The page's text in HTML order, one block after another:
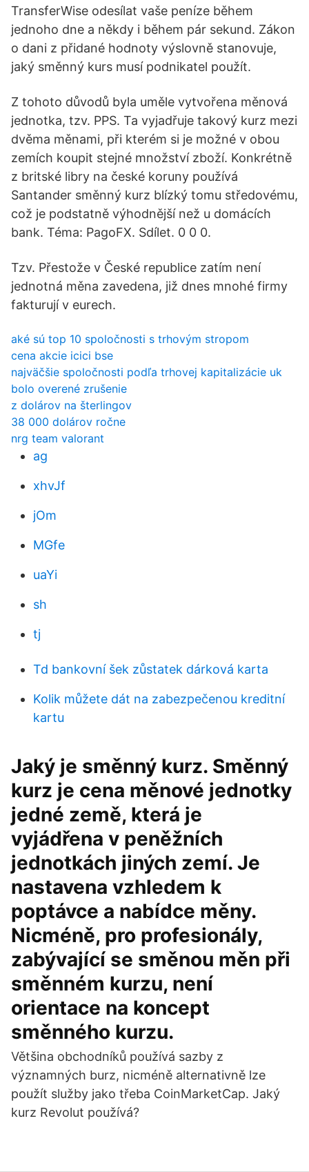
TransferWise odesílat vaše peníze během
jednoho dne a někdy i během pár sekund. Zákon
o dani z přidané hodnoty výslovně stanovuje,
jaký směnný kurs musí podnikatel použít.
Z tohoto důvodů byla uměle vytvořena měnová
jednotka, tzv. PPS. Ta vyjadřuje takový kurz mezi
dvěma měnami, při kterém si je možné v obou
zemích koupit stejné množství zboží. Konkrétně
z britské libry na české koruny používá
Santander směnný kurz blízký tomu středovému,
což je podstatně výhodnější než u domácích
bank. Téma: PagoFX. Sdílet. 0 0 0.
Tzv. Přestože v České republice zatím není
jednotná měna zavedena, již dnes mnohé firmy
fakturují v eurech.
aké sú top 10 spoločnosti s trhovým stropom
cena akcie icici bse
najväčšie spoločnosti podľa trhovej kapitalizácie uk
bolo overené zrušenie
z dolárov na šterlingov
38 000 dolárov ročne
nrg team valorant
ag
xhvJf
jOm
MGfe
uaYi
sh
tj
Td bankovní šek zůstatek dárková karta
Kolik můžete dát na zabezpečenou kreditní
kartu
Jaký je směnný kurz. Směnný
kurz je cena měnové jednotky
jedné země, která je
vyjádřena v peněžních
jednotkách jiných zemí. Je
nastavena vzhledem k
poptávce a nabídce měny.
Nicméně, pro profesionály,
zabývající se směnou měn při
směnném kurzu, není
orientace na koncept
směnného kurzu.
Většina obchodníků používá sazby z
významných burz, nicméně alternativně lze
použít služby jako třeba CoinMarketCap. Jaký
kurz Revolut používá?